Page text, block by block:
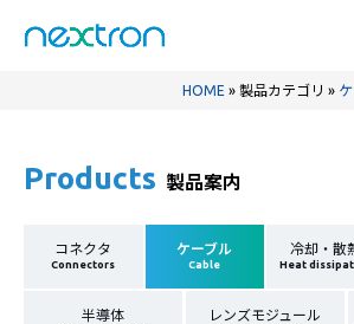
HOME » 製品カテゴリ »
Products 製品案内
コネクタ
Connectors
ケーブル
Cable
冷却・散
Heat
半導体 レンズモジュール